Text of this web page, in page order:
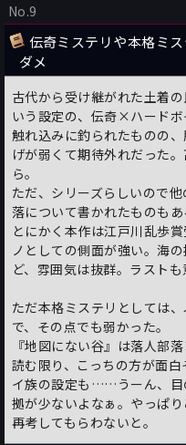
No.9
伝奇ミステリや本格ミ
ダメ
古代から受け継がれた土着
いう設定の、伝奇×ハード
触れ込みに釣られたものの
げが弱くて期待外れだった
ら。
ただ、シリーズらしいので
落について書かれたものもあ
とにかく本作は江戸川乱歩
ノとしての側面が強い。海
ど、雰囲気は抜群。ラストも
ただ本格ミステリとしては
で、その点でも弱かった。
『地図にない谷』は落人部
読む限り、こっちの方が面白
イ族の設定も……うーん、目
拠が少ないよなぁ。やっぱ
再考してもらわないと。